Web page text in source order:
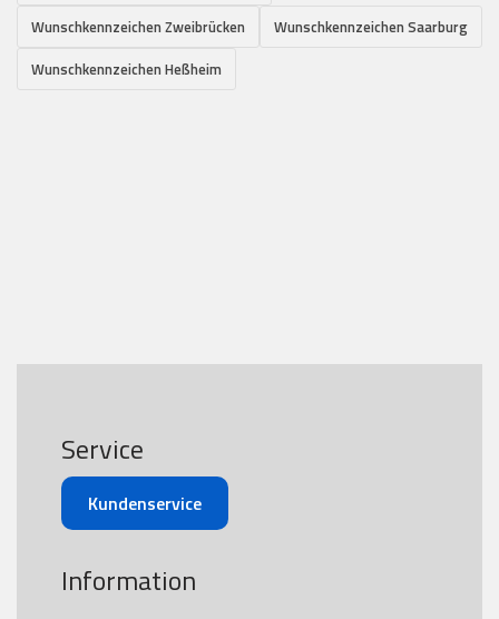
Wunschkennzeichen Zweibrücken
Wunschkennzeichen Saarburg
Wunschkennzeichen Heßheim
Service
Kundenservice
Information